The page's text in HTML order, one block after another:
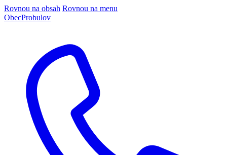
Rovnou na obsah Rovnou na menu
ObecProbulov